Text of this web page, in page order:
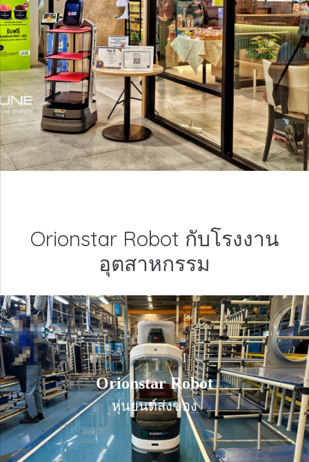
สำหรับร้านอาหารยุคใหม่
Orionstar Robot กับโรงงาน
อุตสาหกรรม
Orionstar Robot
หุ่นยนต์ส่งของ
Orionstar Robot
หุ่นยนต์ส่งของ